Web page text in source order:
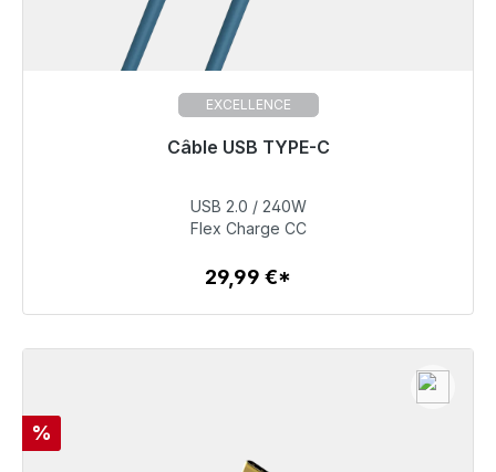
EXCELLENCE
Câble USB TYPE-C
Prêt à être expédié, délai de livraison 48h*
29,99 €
Détails
USB 2.0 / 240W
Flex Charge CC
29,99 €*
Réduction
%